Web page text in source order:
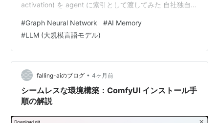
activation) を agent に索引として渡してみた 自社独自の
検証。Medium 難度では graph 索引が turn -28% / 暫定
preference 65% で効果が見られたが、Hard 難度では効
果消失 シンプルな embedding top-K…
#Graph Neural Network #AI Memory
#LLM (大規模言語モデル)
falling-aiのブログ • 4ヶ月前
シームレスな環境構築：ComfyUI インストール手
順の解説